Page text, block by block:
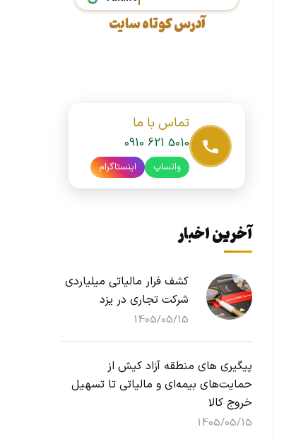
آدرس کوتاه سایت
تماس با ما
0910 621 5010
واتساپ اینستاگرام
آخرین اخبار
کشف فرار مالیاتی میلیاردی
شرکت تجاری در یزد
1405/05/15
پیگیری های منطقه آزاد کیش از
حمایت‌های بیمه‌ای و مالیاتی تا تسهیل
خروج کالا
1405/05/15